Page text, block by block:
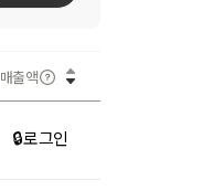
매출액
🔒 로그인